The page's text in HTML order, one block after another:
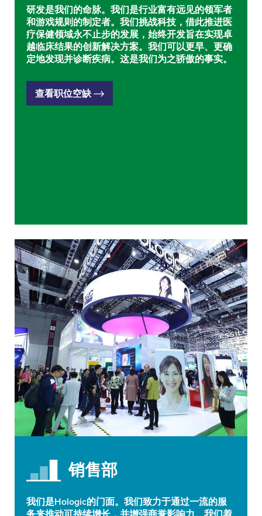
研发是我们的命脉。我们是行业富有远见的领军者
和游戏规则的制定者。我们挑战科技，借此推进医
疗保健领域永不止步的发展，始终开发旨在实现卓
越临床结果的创新解决方案。我们可以更早、更确
定地发现并诊断疾病。这是我们为之骄傲的事实。
查看职位空缺
销售部
我们是Hologic的门面。我们致力于通过一流的服